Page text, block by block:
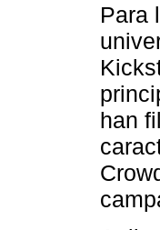
Para
han